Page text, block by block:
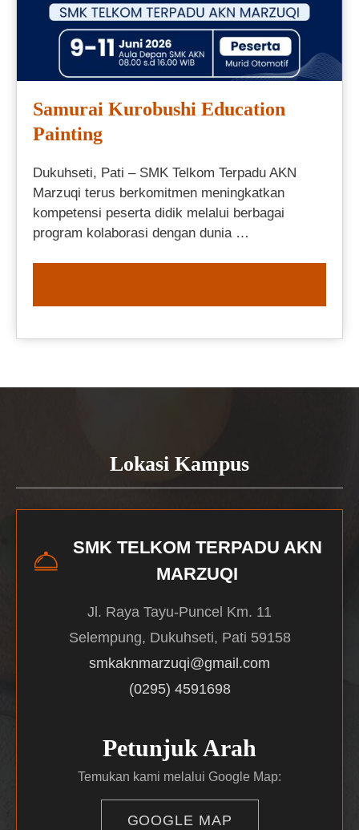
Samurai Kurobushi Education
Painting
Dukuhseti, Pati – SMK Telkom Terpadu AKN
Marzuqi terus berkomitmen meningkatkan
kompetensi peserta didik melalui berbagai
program kolaborasi dengan dunia …
Lokasi Kampus
SMK TELKOM TERPADU AKN
MARZUQI
Jl. Raya Tayu-Puncel Km. 11
Selempung, Dukuhseti, Pati 59158
smkaknmarzuqi@gmail.com
(0295) 4591698
Petunjuk Arah
Temukan kami melalui Google Map:
GOOGLE MAP